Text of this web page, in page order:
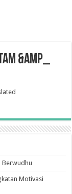
&amp_
Berwudhu
Motivasi